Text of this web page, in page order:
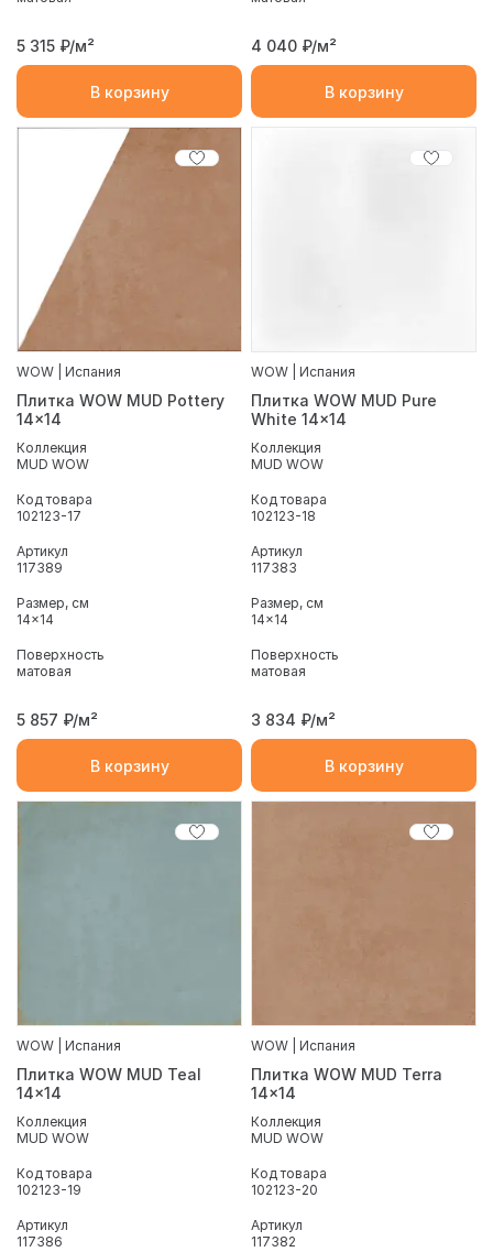
5 315 ₽/м²
В корзину
4 040 ₽/м²
В корзину
WOW | Испания
Плитка WOW MUD Pottery
14x14
Коллекция
MUD WOW
Код товара
102123-17
Артикул
117389
Размер, см
14x14
Поверхность
матовая
5 857 ₽/м²
В корзину
WOW | Испания
Плитка WOW MUD Pure
White 14x14
Коллекция
MUD WOW
Код товара
102123-18
Артикул
117383
Размер, см
14x14
Поверхность
матовая
3 834 ₽/м²
В корзину
WOW | Испания
Плитка WOW MUD Teal
14x14
Коллекция
MUD WOW
Код товара
102123-19
Артикул
117386
WOW | Испания
Плитка WOW MUD Terra
14x14
Коллекция
MUD WOW
Код товара
102123-20
Артикул
117382